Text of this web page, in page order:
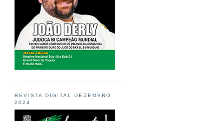
REVISTA DIGITAL DEZEMBRO
2024